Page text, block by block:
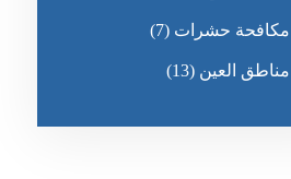
مكافحة حشرات (7)
مناطق العين (13)